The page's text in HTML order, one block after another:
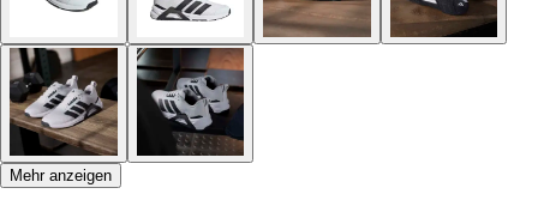
Mehr anzeigen